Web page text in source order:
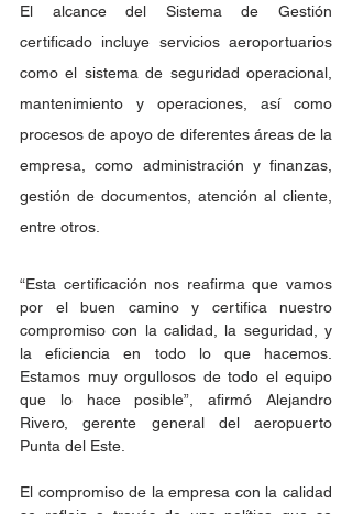
El alcance del Sistema de Gestión
certificado incluye servicios aeroportuarios
como el sistema de seguridad operacional,
mantenimiento y operaciones, así como
procesos de apoyo de diferentes áreas de la
empresa, como administración y finanzas,
gestión de documentos, atención al cliente,
entre otros.
“Esta certificación nos reafirma que vamos
por el buen camino y certifica nuestro
compromiso con la calidad, la seguridad, y
la eficiencia en todo lo que hacemos.
Estamos muy orgullosos de todo el equipo
que lo hace posible”, afirmó Alejandro
Rivero, gerente general del aeropuerto
Punta del Este.
El compromiso de la empresa con la calidad